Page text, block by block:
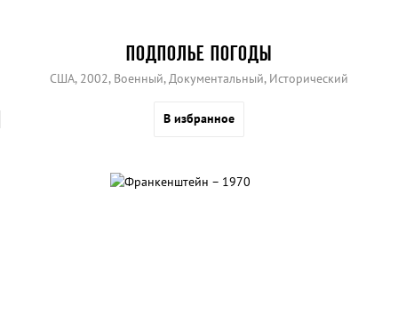
ПОДПОЛЬЕ ПОГОДЫ
США, 2002, Военный, Документальный, Исторический
В избранное